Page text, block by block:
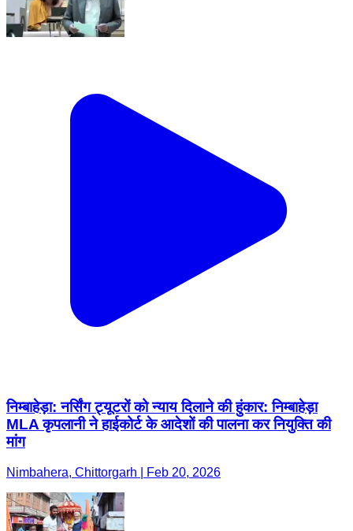
निम्बाहेड़ा: नर्सिंग ट्यूटरों को न्याय दिलाने की हुंकार: निम्बाहेड़ा
MLA कृपलानी ने हाईकोर्ट के आदेशों की पालना कर नियुक्ति की
मांग
Nimbahera, Chittorgarh | Feb 20, 2026